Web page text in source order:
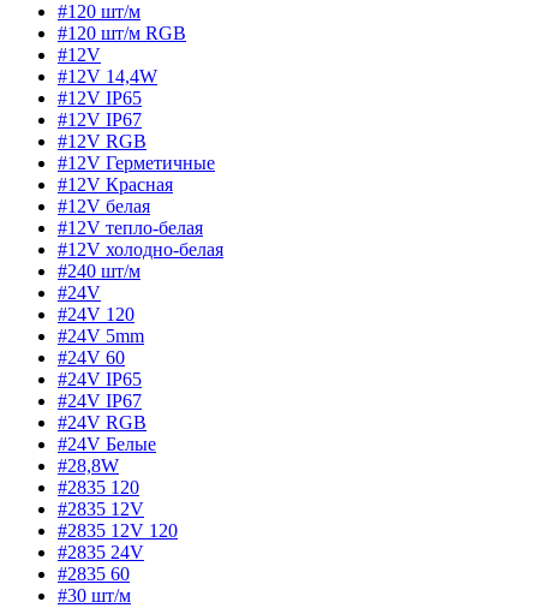
#120 шт/м
#120 шт/м RGB
#12V
#12V 14,4W
#12V IP65
#12V IP67
#12V RGB
#12V Герметичные
#12V Красная
#12V белая
#12V тепло-белая
#12V холодно-белая
#240 шт/м
#24V
#24V 120
#24V 5mm
#24V 60
#24V IP65
#24V IP67
#24V RGB
#24V Белые
#28,8W
#2835 120
#2835 12V
#2835 12V 120
#2835 24V
#2835 60
#30 шт/м